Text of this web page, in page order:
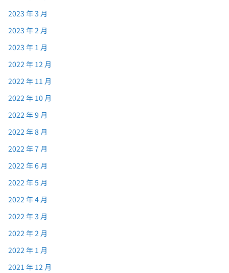
2023 年 3 月
2023 年 2 月
2023 年 1 月
2022 年 12 月
2022 年 11 月
2022 年 10 月
2022 年 9 月
2022 年 8 月
2022 年 7 月
2022 年 6 月
2022 年 5 月
2022 年 4 月
2022 年 3 月
2022 年 2 月
2022 年 1 月
2021 年 12 月